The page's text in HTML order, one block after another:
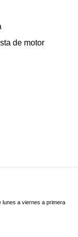
de motor
lunes a viernes a primera